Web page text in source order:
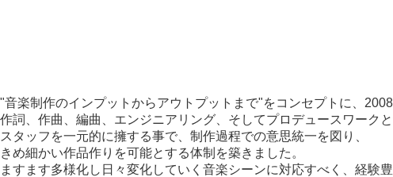
"音楽制作のインプットからアウトプットまで"をコンセプトに、2008
作詞、作曲、編曲、エンジニアリング、そしてプロデュースワーク
スタッフを一元的に擁する事で、制作過程での意思統一を図り、
きめ細かい作品作りを可能とする体制を築きました。
ますます多様化し日々変化していく音楽シーンに対応すべく、経験